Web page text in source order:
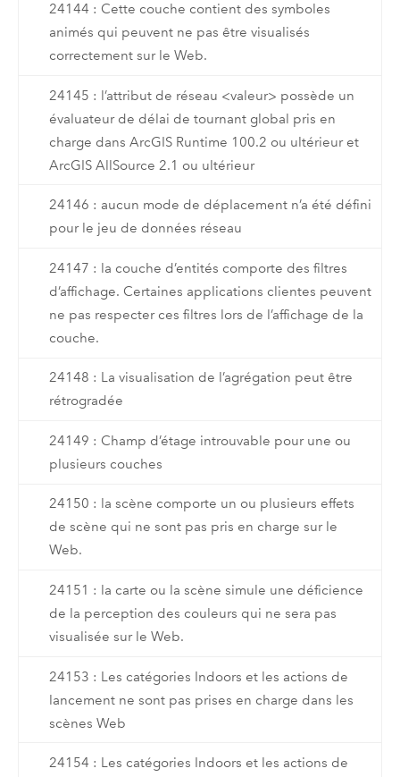
24144 : Cette couche contient des symboles
animés qui peuvent ne pas être visualisés
correctement sur le Web.
24145 : l’attribut de réseau <valeur> possède un
évaluateur de délai de tournant global pris en
charge dans ArcGIS Runtime 100.2 ou ultérieur et
ArcGIS AllSource 2.1 ou ultérieur
24146 : aucun mode de déplacement n’a été défini
pour le jeu de données réseau
24147 : la couche d’entités comporte des filtres
d’affichage. Certaines applications clientes peuvent
ne pas respecter ces filtres lors de l’affichage de la
couche.
24148 : La visualisation de l’agrégation peut être
rétrogradée
24149 : Champ d’étage introuvable pour une ou
plusieurs couches
24150 : la scène comporte un ou plusieurs effets
de scène qui ne sont pas pris en charge sur le
Web.
24151 : la carte ou la scène simule une déficience
de la perception des couleurs qui ne sera pas
visualisée sur le Web.
24153 : Les catégories Indoors et les actions de
lancement ne sont pas prises en charge dans les
scènes Web
24154 : Les catégories Indoors et les actions de